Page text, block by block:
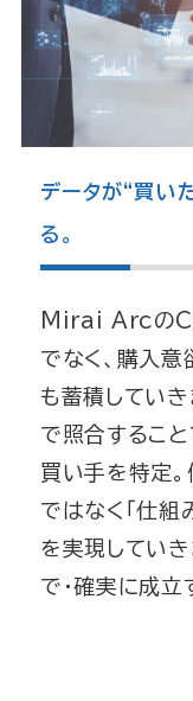
データが“買い
る 。
Mirai Arcの
でなく、 購入意
も蓄積していき
で照合するこ
買い手を特定。
ではなく
「仕
を実現していき
で・確実に成立